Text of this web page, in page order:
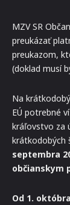
MZV SR
preukázať
preukazom,
(doklad musí
Na
EÚ potrebné
kráľovstvo za
krátkodobých
septembra
občianskym
Od 1.